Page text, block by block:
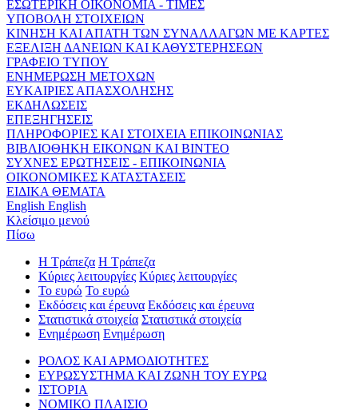
ΕΣΩΤΕΡΙΚΗ ΟΙΚΟΝΟΜΙΑ - ΤΙΜΕΣ
ΥΠΟΒΟΛΗ ΣΤΟΙΧΕΙΩΝ
ΚΙΝΗΣΗ ΚΑΙ ΑΠΑΤΗ ΤΩΝ ΣΥΝΑΛΛΑΓΩΝ ΜΕ ΚΑΡΤΕΣ
ΕΞΕΛΙΞΗ ΔΑΝΕΙΩΝ ΚΑΙ ΚΑΘΥΣΤΕΡΗΣΕΩΝ
ΓΡΑΦΕΙΟ ΤΥΠΟΥ
ΕΝΗΜΕΡΩΣΗ ΜΕΤΟΧΩΝ
ΕΥΚΑΙΡΙΕΣ ΑΠΑΣΧΟΛΗΣΗΣ
ΕΚΔΗΛΩΣΕΙΣ
ΕΠΕΞΗΓΗΣΕΙΣ
ΠΛΗΡΟΦΟΡΙΕΣ ΚΑΙ ΣΤΟΙΧΕΙΑ ΕΠΙΚΟΙΝΩΝΙΑΣ
ΒΙΒΛΙΟΘΗΚΗ ΕΙΚΟΝΩΝ ΚΑΙ ΒΙΝΤΕΟ
ΣΥΧΝΕΣ ΕΡΩΤΗΣΕΙΣ - ΕΠΙΚΟΙΝΩΝΙΑ
ΟΙΚΟΝΟΜΙΚΕΣ ΚΑΤΑΣΤΑΣΕΙΣ
ΕΙΔΙΚΑ ΘΕΜΑΤΑ
English English
Κλείσιμο μενού
Πίσω
Η Τράπεζα Η Τράπεζα
Κύριες λειτουργίες Κύριες λειτουργίες
Το ευρώ Το ευρώ
Εκδόσεις και έρευνα Εκδόσεις και έρευνα
Στατιστικά στοιχεία Στατιστικά στοιχεία
Ενημέρωση Ενημέρωση
ΡΟΛΟΣ ΚΑΙ ΑΡΜΟΔΙΟΤΗΤΕΣ
ΕΥΡΩΣΥΣΤΗΜΑ ΚΑΙ ΖΩΝΗ ΤΟΥ ΕΥΡΩ
ΙΣΤΟΡΙΑ
ΝΟΜΙΚΟ ΠΛΑΙΣΙΟ